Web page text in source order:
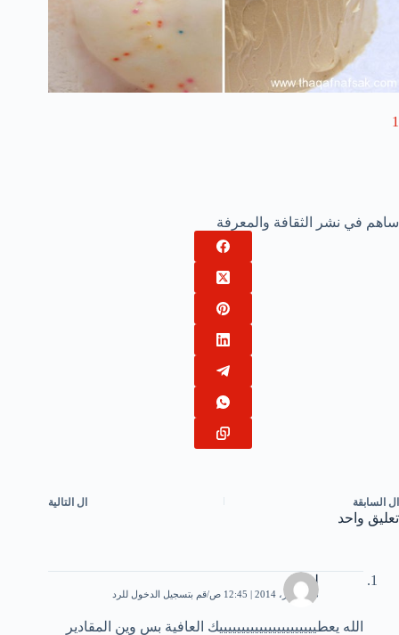
1
ساهم في نشر الثقافة والمعرفة
ال السابقة ال التالية
تعليق واحد
لمياء
18 أكتوبر، 2014 | 12:45 ص قم بتسجيل الدخول للرد
الله يعطييييييييييييييييييييييك العافية بس وين المقادير